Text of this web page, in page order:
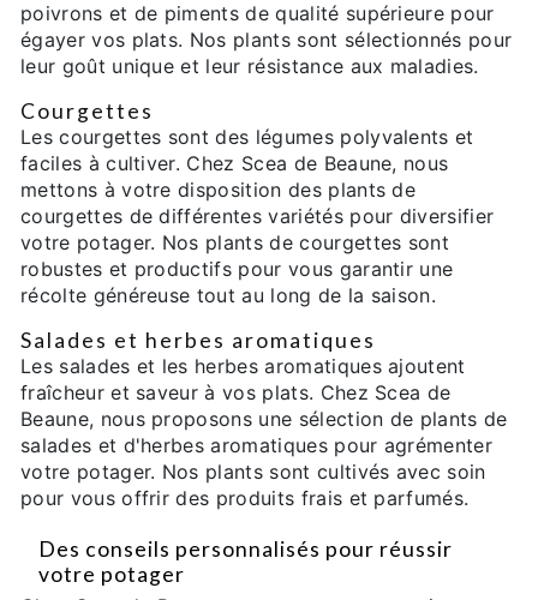
poivrons et de piments de qualité supérieure pour
égayer vos plats. Nos plants sont sélectionnés pour
leur goût unique et leur résistance aux maladies.
Courgettes
Les courgettes sont des légumes polyvalents et
faciles à cultiver. Chez Scea de Beaune, nous
mettons à votre disposition des plants de
courgettes de différentes variétés pour diversifier
votre potager. Nos plants de courgettes sont
robustes et productifs pour vous garantir une
récolte généreuse tout au long de la saison.
Salades et herbes aromatiques
Les salades et les herbes aromatiques ajoutent
fraîcheur et saveur à vos plats. Chez Scea de
Beaune, nous proposons une sélection de plants de
salades et d'herbes aromatiques pour agrémenter
votre potager. Nos plants sont cultivés avec soin
pour vous offrir des produits frais et parfumés.
Des conseils personnalisés pour réussir
votre potager